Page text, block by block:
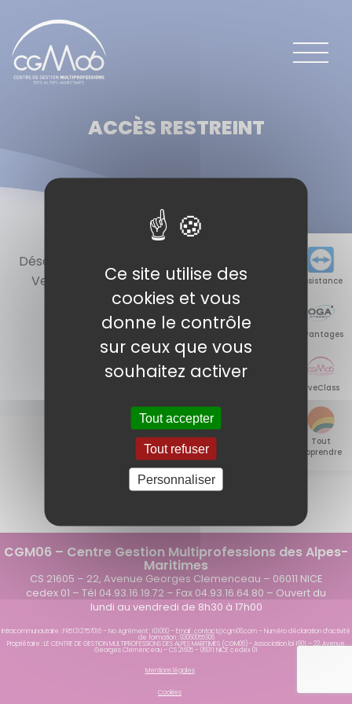
Assistance
Avantages
LiveClass
Tout
apprendre
ACCÈS RESTREINT
Désolé, vous n'êtes pas autorisé à voir ce contenu !
Veuillez vous identifier via le bouton ci-dessous.
CGM06 – Centre Gestion Multiprofessions des Alpes-
Maritimes
CS 21605 – 22, Avenue Georges Clemenceau – 06011 NICE
cedex 01 – Tél 04.93.16.19.72 – Fax 04.93.16.64.80 – Ouvert du
lundi au vendredi de 8h30 à 17h00
Intracommunautaire : FR51312757016 – No Agrément : 101060 – Email : contact@cgm06.com – Numéro déclaration d’activité
de formation : 93060055306
Propriétaire : LE CENTRE DE GESTION MULTIPROFESSIONS DES ALPES MARITIMES (CGM06)– Association loi 1901 – 22, Avenue
Georges Clemenceau – CS 21605 – 06011 NICE cedex 01
Mentions légales
Cookies
Ce site utilise des
cookies et vous
donne le contrôle
sur ceux que vous
souhaitez activer
Tout accepter
Tout refuser
Personnaliser